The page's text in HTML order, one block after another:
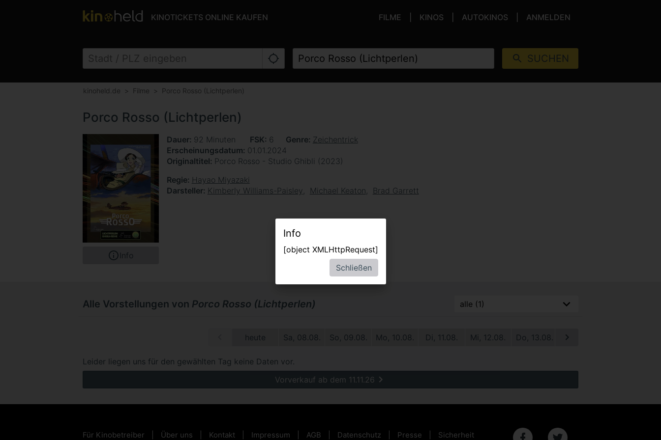
KINOTICKETS ONLINE KAUFEN FILME KINOS AUTOKINOS ANMELDEN
SUCHEN
kinoheld.de Filme Porco Rosso (Lichtperlen)
Porco Rosso (Lichtperlen)
Info
Dauer 92 Minuten FSK 6 Genre Zeichentrick
Erscheinungsdatum 01.01.2024
Originaltitel Porco Rosso - Studio Ghibli (2023)
Regie Hayao Miyazaki
Darsteller Kimberly Williams-Paisley Michael Keaton Brad Garrett
Alle Vorstellungen von Porco Rosso (Lichtperlen)
heute Sa, 08.08. So, 09.08. Mo, 10.08. Di, 11.08. Mi, 12.08. Do, 13.08. Fr, 14.08.
Leider liegen uns für den gewählten Tag keine Daten vor.
Vorverkauf ab dem 11.11.26
Für Kinobetreiber Über uns Kontakt Impressum AGB Datenschutz Presse Sicherheit
Info
[object XMLHttpRequest]
Schließen